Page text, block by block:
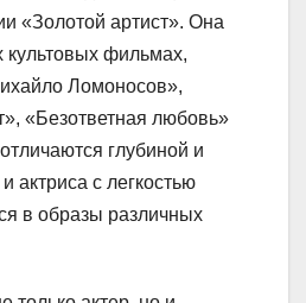
«Золотой артист». Она
культовых фильмах,
Ломоносов»,
«Безответная любовь»
глубиной и
актриса с легкостью
в образы различных